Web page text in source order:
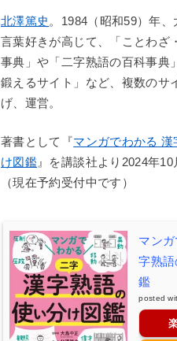
北澤篤史 。1984（昭和59）年、
言葉好きが高じて、「ことわざ
事典」や「二字熟語の百科事典
鍛えるサイト」など、複数のサ
げ、運営。
著書として『マンガでわかる
け図鑑』を講談社より2024年10
（現在予約受付中です）
マン
字熟語
鑑
posted